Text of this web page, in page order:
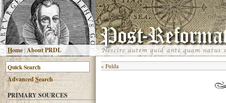
Home |About PRDL
AdvancedSearch
PRIMARY SOURCES
« Fulda